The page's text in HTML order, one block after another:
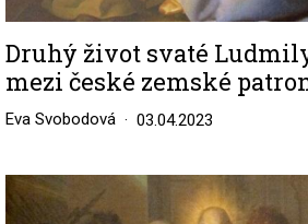
Druhý život svaté
mezi české zemské
Eva Svobodová 03.04.2023
Image